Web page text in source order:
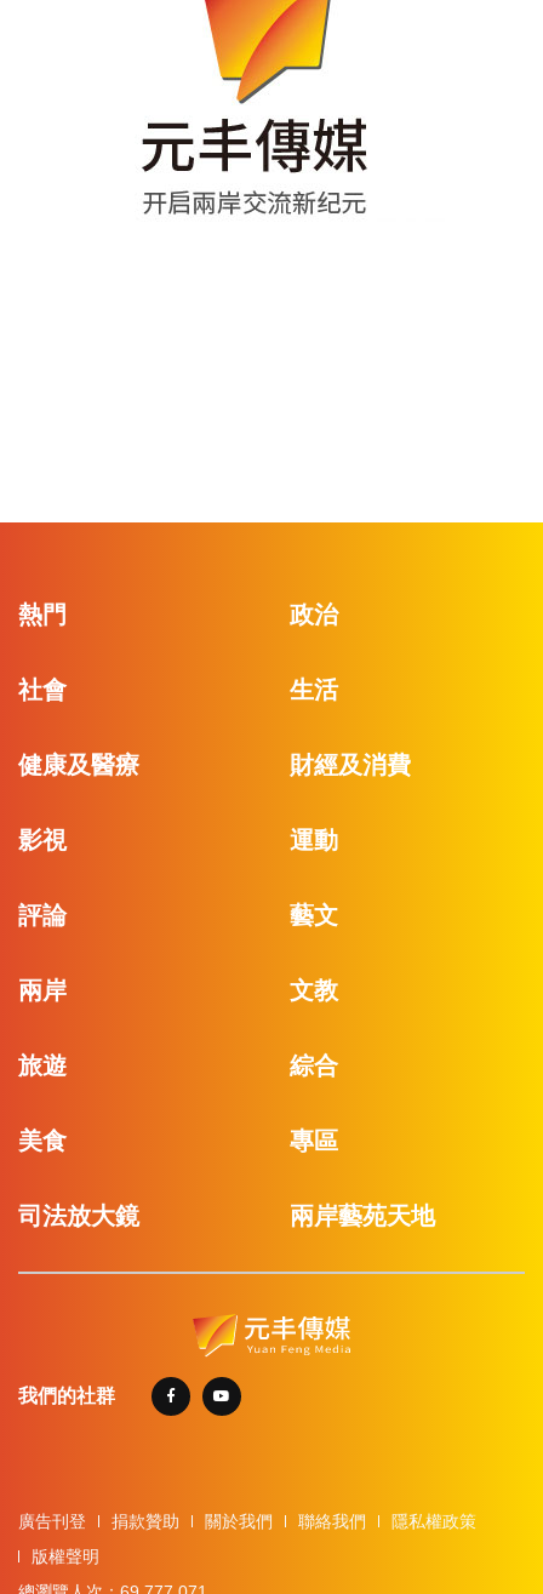
熱門 政治
社會 生活
健康及醫療 財經及消費
影視 運動
評論 藝文
兩岸 文教
旅遊 綜合
美食 專區
司法放大鏡 兩岸藝苑天地
我們的社群
廣告刊登 捐款贊助 關於我們 聯絡我們
隱私權政策
版權聲明